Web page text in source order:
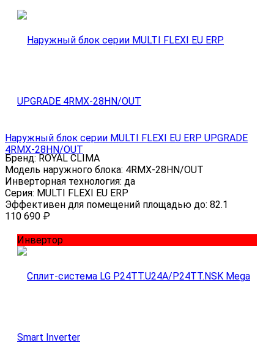
Наружный блок серии MULTI FLEXI EU ERP UPGRADE
4RMX-28HN/OUT
Бренд:ROYAL CLIMA
Модель наружного блока: 4RMX-28HN/OUT
Инверторная технология: да
Серия: MULTI FLEXI EU ERP
Эффективен для помещений площадью до: 82.1
110 690 ₽
Инвертор